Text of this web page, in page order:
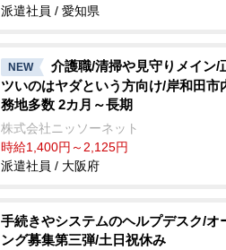
派遣社員 / 愛知県
NEW
介護職/清掃や見守りメイン/
ツいのはヤダという方向け/岸和田市
務地多数 2カ月～長期
株式会社ニッソーネット
時給1,400円～2,125円
派遣社員 / 大阪府
手続きやシステムのヘルプデスク/オ
ング募集第三弾/土日祝休み